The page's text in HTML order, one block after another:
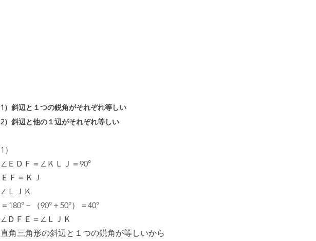
1）斜辺と１つの鋭角がそれぞれ等しい
2）斜辺と他の１辺がそれぞれ等しい
1）
∠ＥＤＦ＝∠ＫＬＪ＝90°
ＥＦ＝ＫＪ
∠ＬＪＫ
＝180°－（90°＋50°）＝40°
∠ＤＦＥ＝∠ＬＪＫ
直角三角形の斜辺と１つの鋭角が等しいから